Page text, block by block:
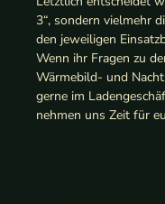
3“, sondern vielmehr
den jeweiligen
Wenn ihr Fragen zu
Wärmebild- und
gerne im
nehmen uns Zeit für